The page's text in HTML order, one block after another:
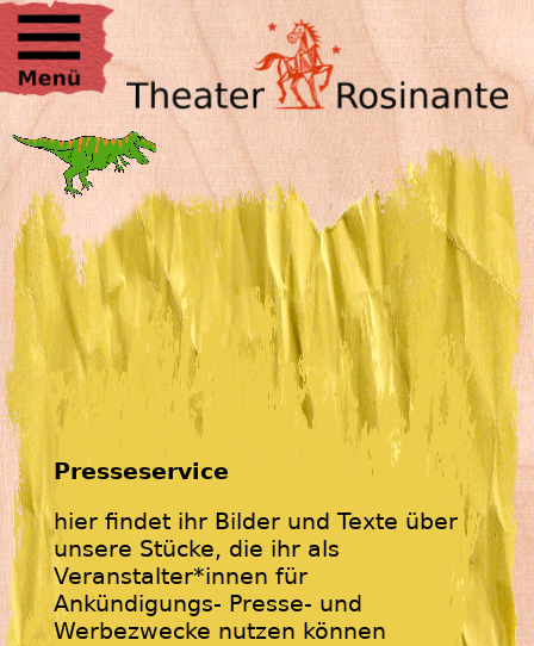
Zum
Inhalt
springen
Presseservice
hier findet ihr Bilder und Texte über
unsere Stücke, die ihr als
Veranstalter*innen für
Ankündigungs- Presse- und
Werbezwecke nutzen können